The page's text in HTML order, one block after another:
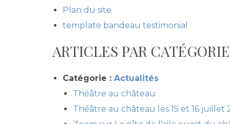
Plan du site
template bandeau testimonial
ARTICLES PAR CATÉGORIE
Catégorie : Actualités
Théâtre au château
Théâtre au château les 15 et 16 juillet